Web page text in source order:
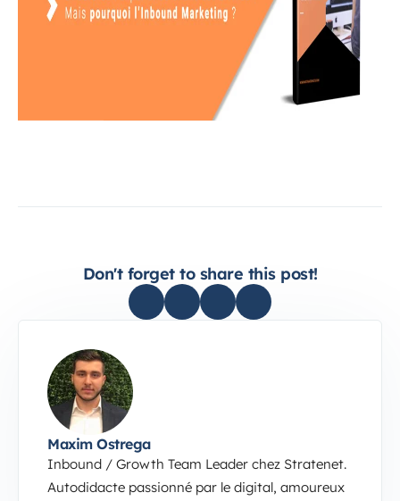
Don't forget to share this post!
Maxim Ostrega
Inbound / Growth Team Leader chez Stratenet.
Autodidacte passionné par le digital, amoureux